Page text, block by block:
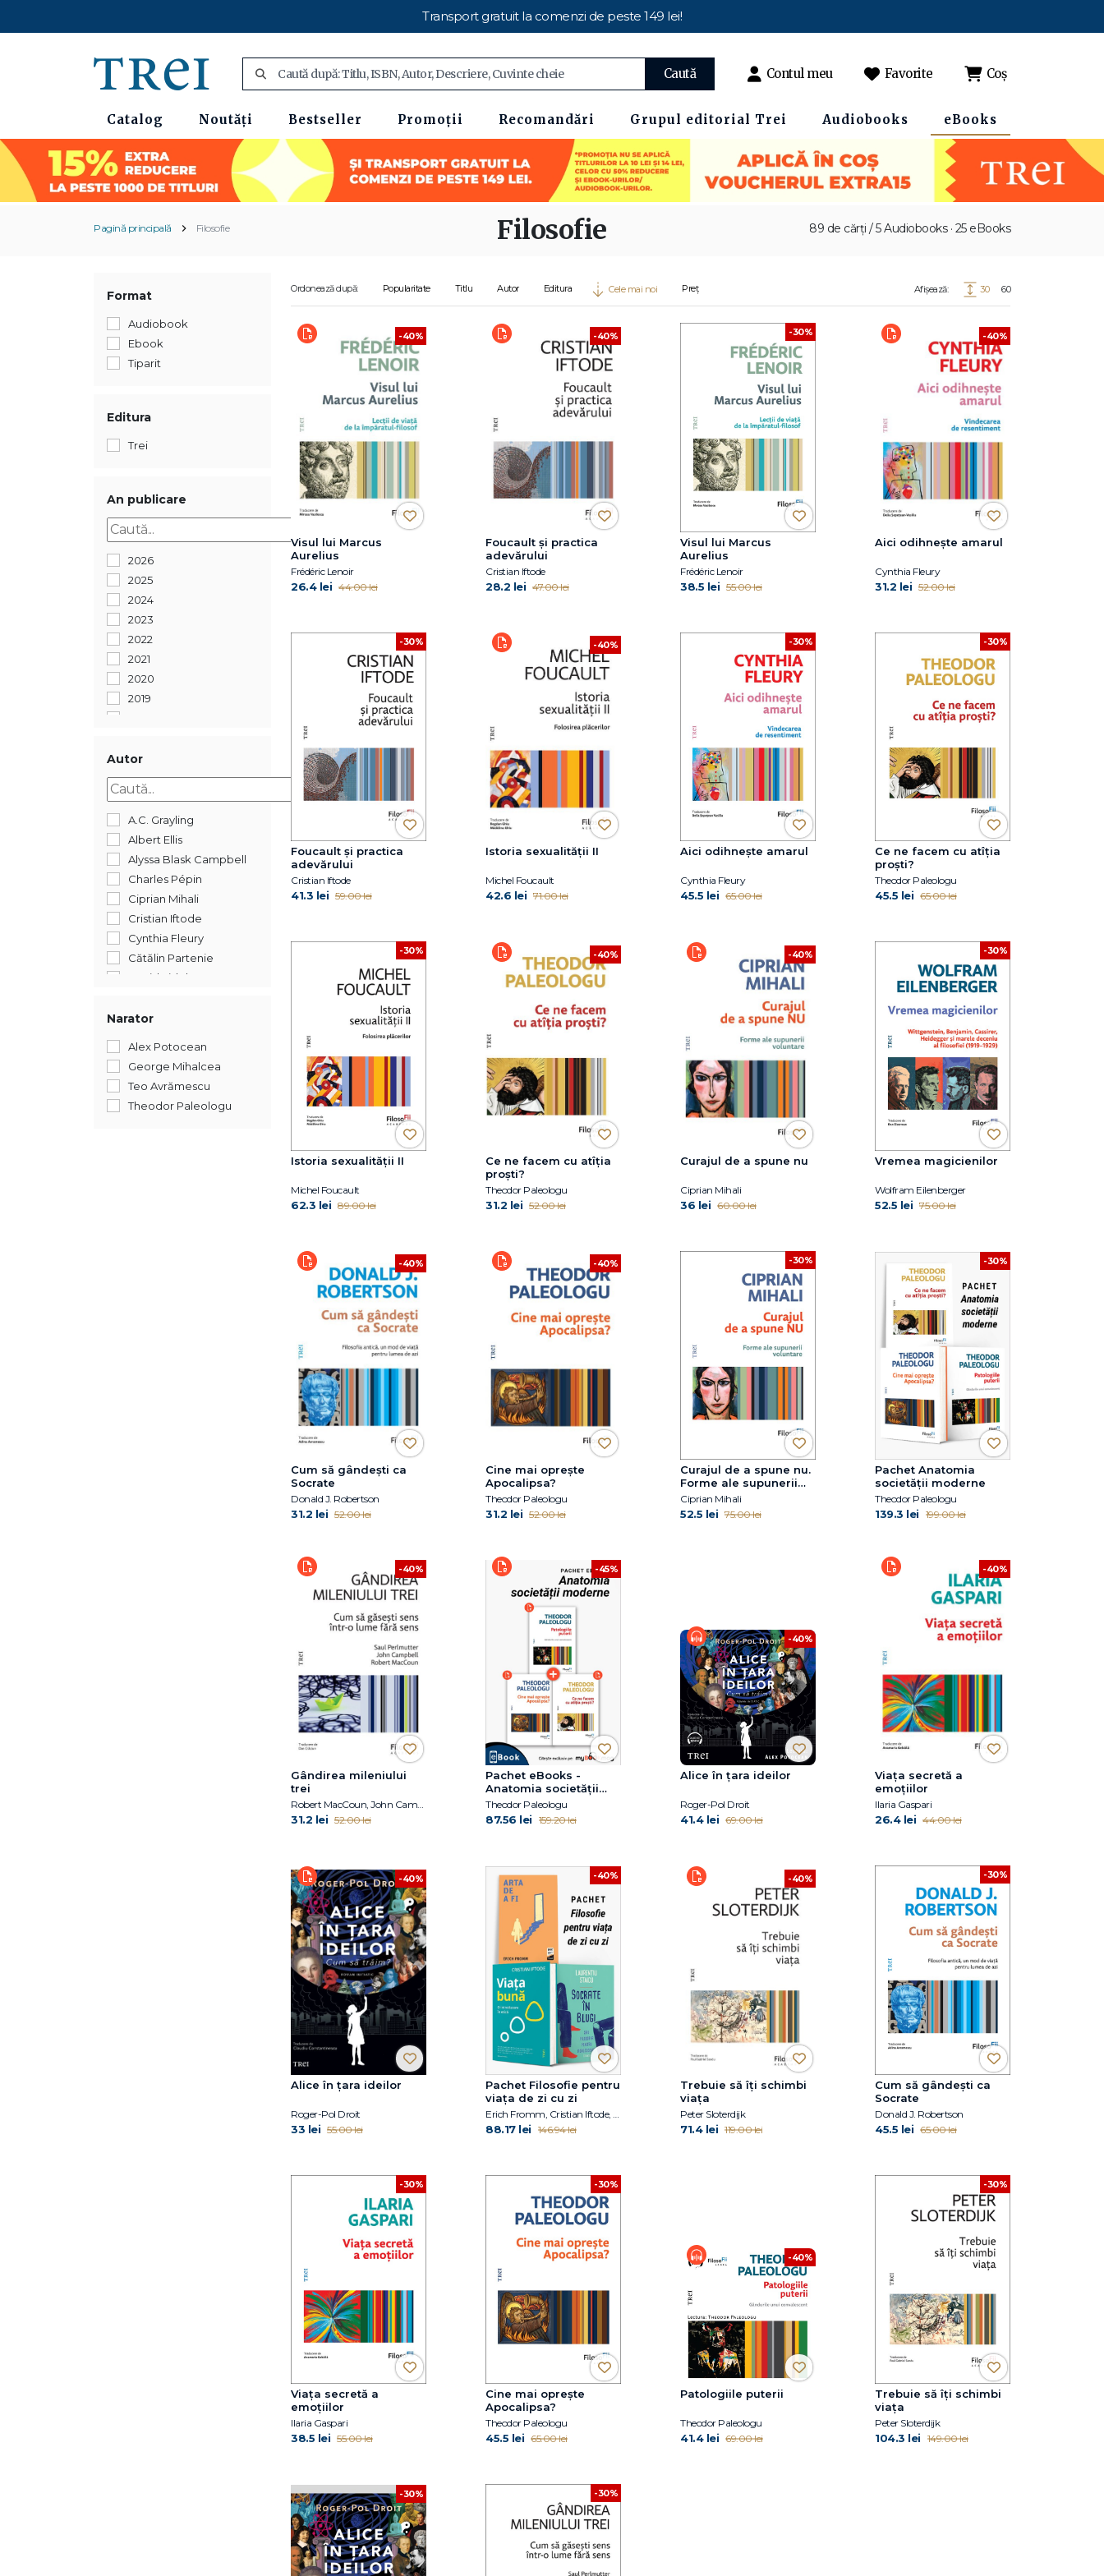
Transport gratuit la comenzi de peste 149 lei!
Caută Contul meu Favorite Coș
Catalog Noutăți Bestseller Promoții Recomandări Grupul editorial Trei Audiobooks eBooks
Pagină principală Filosofie 89 de cărți / 5 Audiobooks · 25 eBooks
Filosofie
Format
Audiobook
Ebook
Tiparit
Editura
Trei
An publicare
2026
2025
2024
2023
2022
2021
2020
2019
Autor
A.C. Grayling
Albert Ellis
Alyssa Blask Campbell
Charles Pépin
Ciprian Mihali
Cristian Iftode
Cynthia Fleury
Cătălin Partenie
David Fideler
Dr. Elliot D. Cohen
Frédéric Lenoir
Narator
Alex Potocean
George Mihalcea
Teo Avrămescu
Theodor Paleologu
Ordonează după: Popularitate Titlu Autor Editura Cele mai noi Preț Afișează: 30 60
-40%
Visul lui Marcus
Aurelius
Frédéric Lenoir
26.4 lei 44.00 lei
-40%
Foucault și practica
adevărului
Cristian Iftode
28.2 lei 47.00 lei
-30%
Visul lui Marcus
Aurelius
Frédéric Lenoir
38.5 lei 55.00 lei
-40%
Aici odihnește amarul
Cynthia Fleury
31.2 lei 52.00 lei
-30%
Foucault și practica
adevărului
Cristian Iftode
41.3 lei 59.00 lei
-40%
Istoria sexualității II
Michel Foucault
42.6 lei 71.00 lei
-30%
Aici odihnește amarul
Cynthia Fleury
45.5 lei 65.00 lei
-30%
Ce ne facem cu atîția
proști?
Theodor Paleologu
45.5 lei 65.00 lei
-30%
Istoria sexualității II
Michel Foucault
62.3 lei 89.00 lei
-40%
Ce ne facem cu atîția
proști?
Theodor Paleologu
31.2 lei 52.00 lei
-40%
Curajul de a spune nu
Ciprian Mihali
36 lei 60.00 lei
-30%
Vremea magicienilor
Wolfram Eilenberger
52.5 lei 75.00 lei
-40%
Cum să gândești ca
Socrate
Donald J. Robertson
31.2 lei 52.00 lei
-40%
Cine mai oprește
Apocalipsa?
Theodor Paleologu
31.2 lei 52.00 lei
-30%
Curajul de a spune nu.
Forme ale supunerii
voluntare
Ciprian Mihali
52.5 lei 75.00 lei
-30%
Pachet Anatomia
societății moderne
Theodor Paleologu
139.3 lei 199.00 lei
-40%
Gândirea mileniului
trei
Robert MacCoun, John Campbell, Saul Perlmutter
31.2 lei 52.00 lei
-45%
Pachet eBooks -
Anatomia societății
moderne
Theodor Paleologu
87.56 lei 159.20 lei
-40%
Alice în țara ideilor
Roger-Pol Droit
41.4 lei 69.00 lei
-40%
Viața secretă a
emoțiilor
Ilaria Gaspari
26.4 lei 44.00 lei
-40%
Alice în țara ideilor
Roger-Pol Droit
33 lei 55.00 lei
-40%
Pachet Filosofie pentru
viața de zi cu zi
88.17 lei 146.94 lei
-40%
Trebuie să îți schimbi
viața
Peter Sloterdijk
71.4 lei 119.00 lei
-30%
Cum să gândești ca
Socrate
Donald J. Robertson
45.5 lei 65.00 lei
-30%
Viața secretă a
emoțiilor
Ilaria Gaspari
38.5 lei 55.00 lei
-30%
Cine mai oprește
Apocalipsa?
Theodor Paleologu
45.5 lei 65.00 lei
-40%
Patologiile puterii
Theodor Paleologu
41.4 lei 69.00 lei
-30%
Trebuie să îți schimbi
viața
Peter Sloterdijk
104.3 lei 149.00 lei
-30% -30%